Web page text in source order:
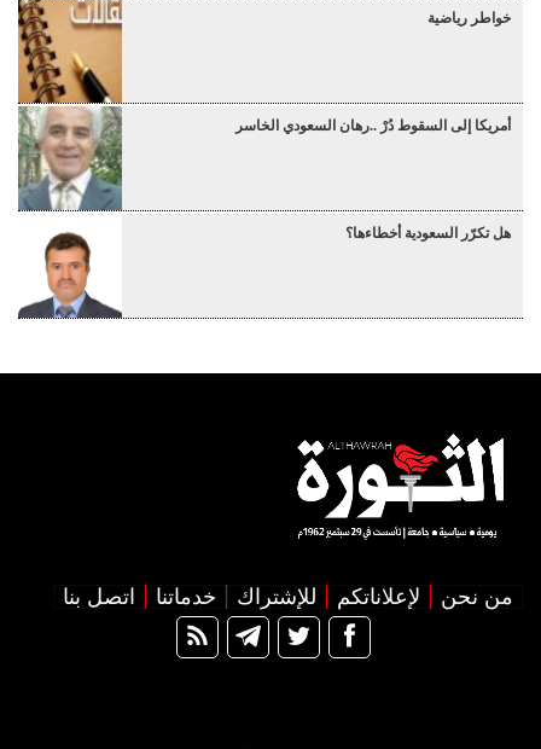
خواطر رياضية
أمريكا إلى السقوط دُرْ ..رهان السعودي الخاسر
هل تكرّر السعودية أخطاءها؟
من نحن لإعلاناتكم للإشتراك خدماتنا اتصل بنا